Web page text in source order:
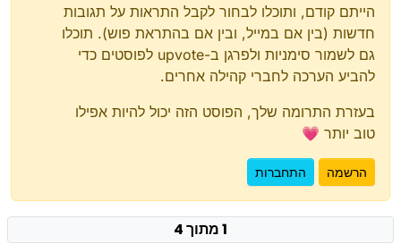
הייתם קודם, ותוכלו לבחור לקבל התראות על תגובות
חדשות (בין אם במייל, ובין אם בהתראת פוש). תוכלו
גם לשמור סימניות ולפרגן ב-upvote לפוסטים כדי
להביע הערכה לחברי קהילה אחרים.
בעזרת התרומה שלך, הפוסט הזה יכול להיות אפילו
טוב יותר 💗
הרשמה התחברות
1 מתוך 4